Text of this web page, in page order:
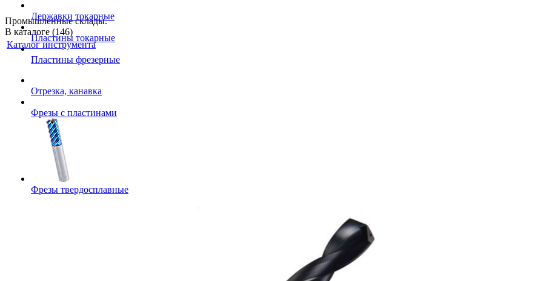
Промышленные склады.
В каталоге (146)
Каталог инструмента
Державки токарные
Пластины токарные
Пластины фрезерные
Отрезка, канавка
Фрезы с пластинами
Фрезы твердосплавные